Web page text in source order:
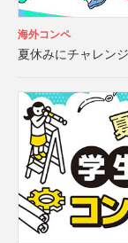
海外コンペ
夏休みにチャレン